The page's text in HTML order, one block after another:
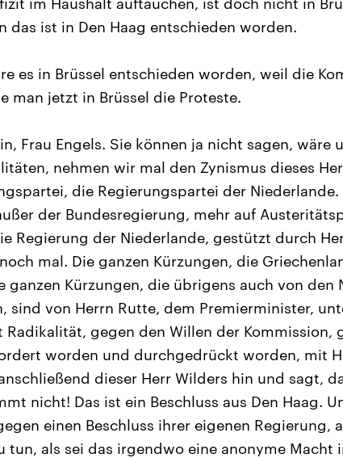
das ist in Den Haag entschieden worden.
es in Brüssel entschieden worden, weil die
man jetzt in Brüssel die Proteste.
Frau Engels. Sie können ja nicht sagen, wäre
nehmen wir mal den Zynismus dieses
die Regierungspartei der Niederlande.
der Bundesregierung, mehr auf
Regierung der Niederlande, gestützt durch
mal. Die ganzen Kürzungen, die
ganzen Kürzungen, die übrigens auch von den
sind von Herrn Rutte, dem Premierminister,
Radikalität, gegen den Willen der Kommission,
worden und durchgedrückt worden, mit
dieser Herr Wilders hin und sagt,
nicht! Das ist ein Beschluss aus Den Haag.
einen Beschluss ihrer eigenen Regierung,
tun, als sei das irgendwo eine anonyme Macht